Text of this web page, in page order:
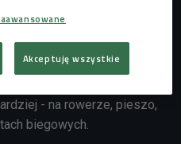
od 1989 roku. Mieści się
- na rowerze, pieszo,
biegowych.
Akceptuję wszystkie